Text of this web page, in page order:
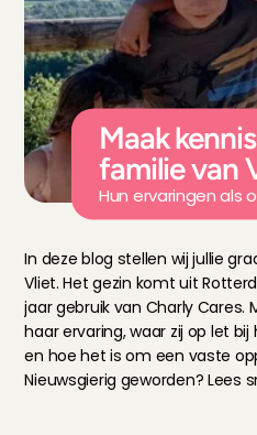
Maak
familie van
Hun ervaringen als
In deze blog stellen wij jullie
Vliet. Het gezin komt uit
jaar gebruik van Charly Cares.
haar ervaring, waar zij op let
en hoe het is om een vaste
Nieuwsgierig geworden? Lees